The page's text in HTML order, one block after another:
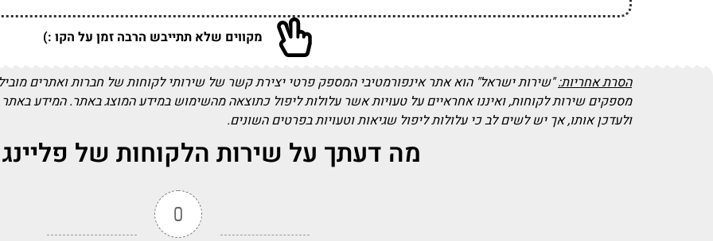
מקווים שלא תתייבש הרבה זמן על הקו :)
הסרת אחריות:"שירות ישראל" הוא אתר אינפורמטיבי המספק פרטי יצירת קשר של שירותי לקוחות של חברות ואתרים
מספקים שירות לקוחות, ואיננו אחראיים על טעויות אשר עלולות ליפול כתוצאה מהשימוש במידע המוצג באתר. המידע
ולעדכן אותו, אך יש לשים לב כי עלולות ליפול שגיאות וטעויות בפרטים השונים.
מה דעתך על שירות הלקוחות של פליינג
0